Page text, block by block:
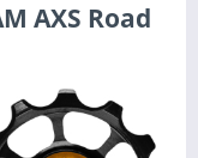
AXS Road